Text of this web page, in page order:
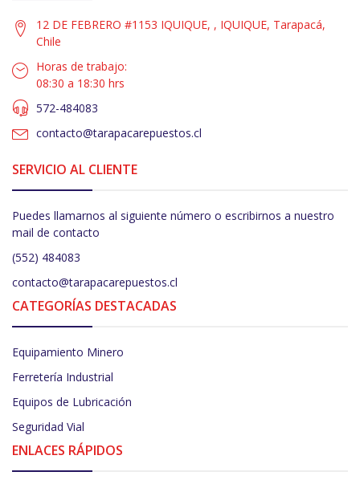
12 DE FEBRERO #1153 IQUIQUE, , IQUIQUE, Tarapacá,
Chile
Horas de trabajo:
08:30 a 18:30 hrs
572-484083
contacto@tarapacarepuestos.cl
SERVICIO AL CLIENTE
Puedes llamarnos al siguiente número o escribirnos a nuestro
mail de contacto
(552) 484083
contacto@tarapacarepuestos.cl
CATEGORÍAS DESTACADAS
Equipamiento Minero
Ferretería Industrial
Equipos de Lubricación
Seguridad Vial
ENLACES RÁPIDOS